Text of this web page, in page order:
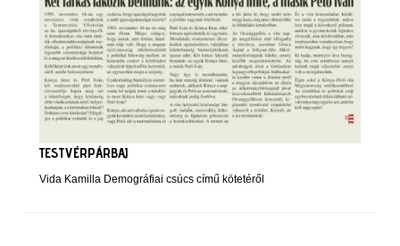
TESTVÉRPÁRBAJ
Vida Kamilla Demográfiai csúcs című kötetéről